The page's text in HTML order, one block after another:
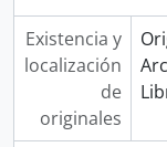
Existencia y
localización
de
originales